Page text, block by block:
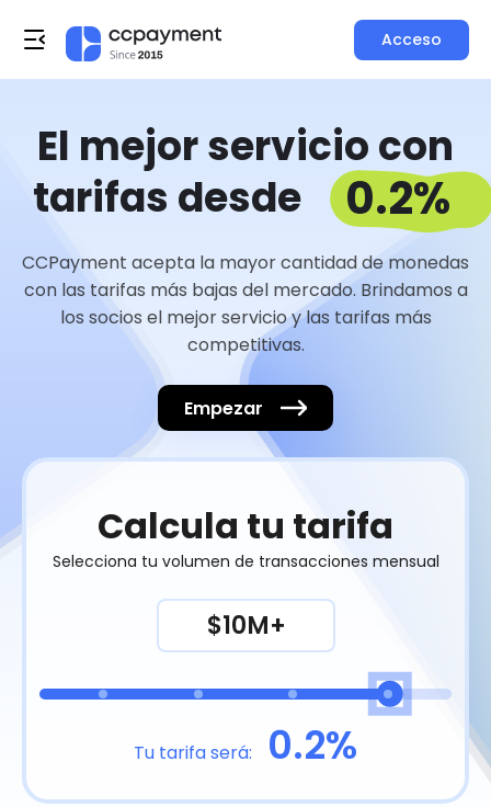
Acceso
El mejor servicio con
tarifas desde
0.2%
CCPayment acepta la mayor cantidad de monedas
con las tarifas más bajas del mercado. Brindamos a
los socios el mejor servicio y las tarifas más
competitivas.
Empezar
Calcula tu tarifa
Selecciona tu volumen de transacciones mensual
$10M+
Tu tarifa será: 0.2%